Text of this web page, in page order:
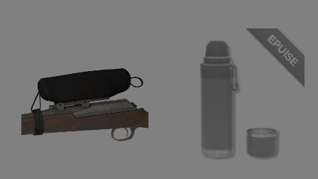
EPUISE